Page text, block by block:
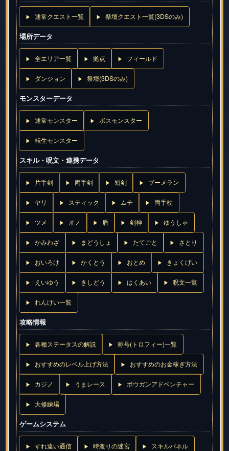
通常クエスト一覧 祭壇クエスト一覧(3DSのみ)
場所データ
全エリア一覧 拠点 フィールド
ダンジョン 祭壇(3DSのみ)
モンスターデータ
通常モンスター ボスモンスター
転生モンスター
スキル・呪文・連携データ
片手剣 両手剣 短剣 ブーメラン
ヤリ スティック ムチ 両手杖
ツメ オノ 盾 剣神 ゆうしゃ
かみわざ まどうしょ たてごと さとり
おいろけ かくとう おとめ きょくげい
えいゆう きしどう はくあい 呪文一覧
れんけい一覧
攻略情報
各種ステータスの解説 称号(トロフィー)一覧
おすすめのレベル上げ方法 おすすめのお金稼ぎ方法
カジノ うまレース ボウガンアドベンチャー
大修練場
ゲームシステム
すれ違い通信 時渡りの迷宮 スキルパネル